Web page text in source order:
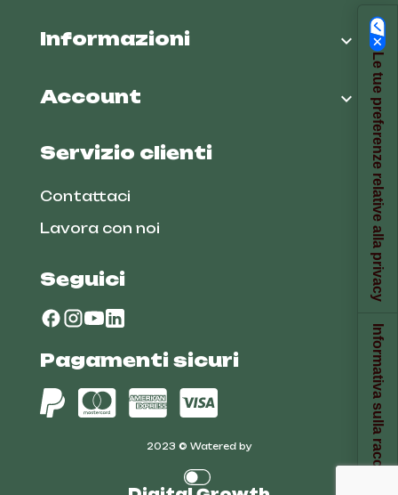
Informazioni 
Account 
Servizio clienti
Contattaci
Lavora con noi
Seguici
2023 © Watered by
Pagamenti sicuri
Le tue preferenze relative alla privacy
Informativa sulla raccolta